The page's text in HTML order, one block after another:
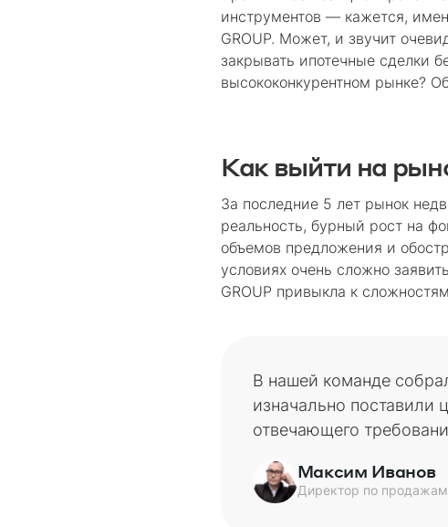
инструментов — кажется,
GROUP. Может, и звучит
закрывать ипотечные сделки
высококонкурентном рынке?
Как выйти на
За последние 5 лет рынок
реальность, бурный рост на
объемов предложения и
условиях очень сложно
GROUP привыкла к
В нашей команде
изначально поставили
отвечающего
Максим Иванов
Директор по продажам